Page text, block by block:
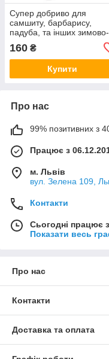
Супер добриво для
самшиту, барбарису,
падуба, та інших зимово-
зелених багаторічників 1
кг (Польща)
160 ₴
Купити
Про нас
99% позитивних з
Працює з
м. Львів
вул. Зелена 109,
Контакти
Сьогодні працює
Показати весь
Про нас
Контакти
Доставка та оплата